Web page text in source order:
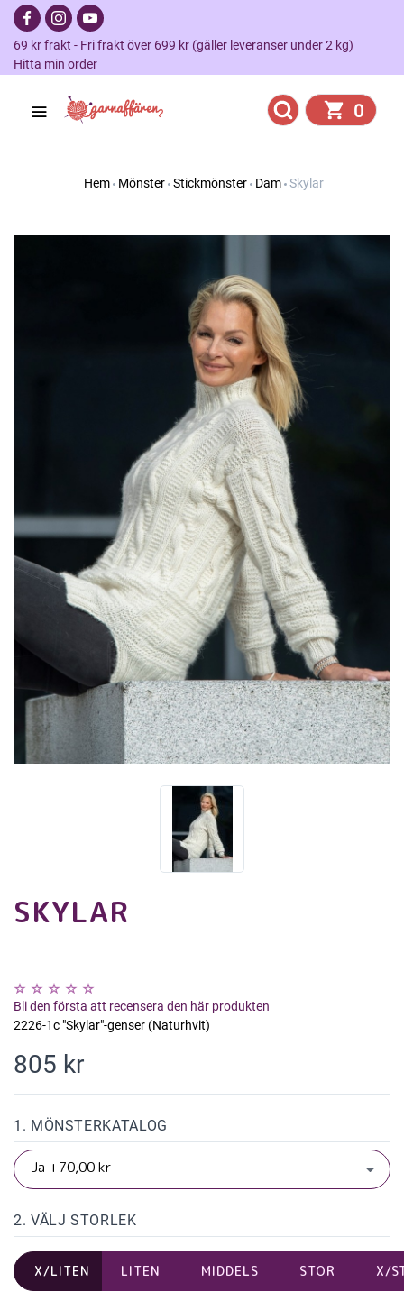
69 kr frakt - Fri frakt över 699 kr (gäller leveranser under 2 kg)
Hitta min order
0
Hem Mönster Stickmönster Dam Skylar
SKYLAR
Bli den första att recensera den här produkten
2226-1c "Skylar"-genser (Naturhvit)
805 kr
1. MÖNSTERKATALOG
2. VÄLJ STORLEK
X/LITEN LITEN MIDDELS STOR X/